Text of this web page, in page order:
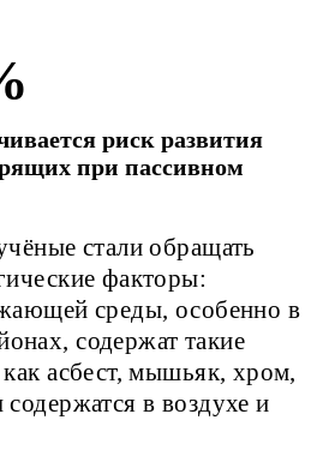
риск развития
при пассивном
стали обращать
факторы:
среды, особенно в
содержат такие
асбест, мышьяк, хром,
в воздухе и